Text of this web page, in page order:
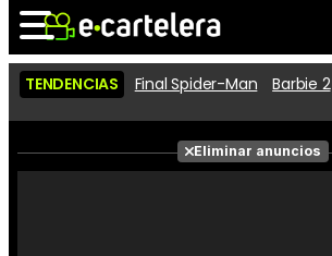
Noticias Cartelera
TENDENCIAS Final Spider-Man Barbie 2
Eliminar anuncios